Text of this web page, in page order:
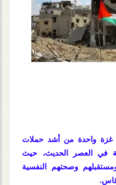
غزة واحدة من أشد حملات
في العصر الحديث، حيث
وصحتهم النفسية